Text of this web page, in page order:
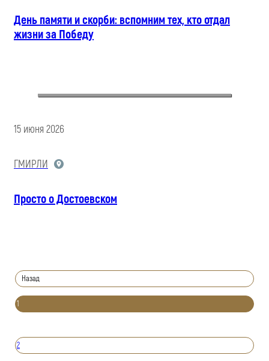
День памяти и скорби: вспомним тех, кто отдал
жизни за Победу
15 июня 2026
ГМИРЛИ
Просто о Достоевском
Назад
1
2